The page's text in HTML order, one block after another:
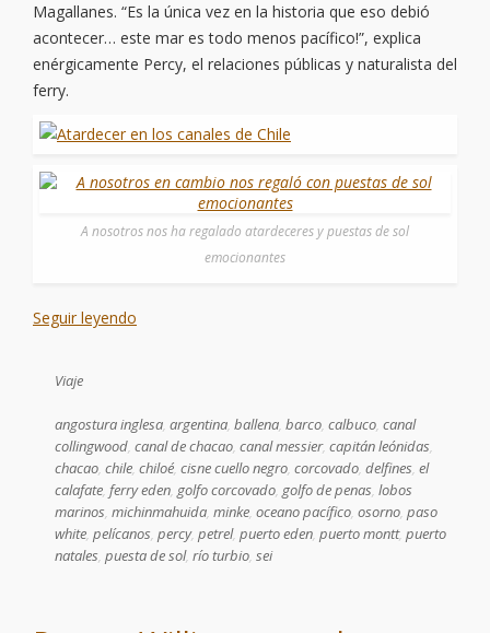
Magallanes. “Es la única vez en la historia que eso debió
acontecer… este mar es todo menos pacífico!”, explica
enérgicamente Percy, el relaciones públicas y naturalista del
ferry.
A nosotros nos ha regalado atardeceres y puestas de sol
emocionantes
Seguir leyendo
Viaje
angostura inglesa, argentina, ballena, barco, calbuco, canal
collingwood, canal de chacao, canal messier, capitán leónidas,
chacao, chile, chiloé, cisne cuello negro, corcovado, delfines, el
calafate, ferry eden, golfo corcovado, golfo de penas, lobos
marinos, michinmahuida, minke, oceano pacífico, osorno, paso
white, pelícanos, percy, petrel, puerto eden, puerto montt, puerto
natales, puesta de sol, río turbio, sei